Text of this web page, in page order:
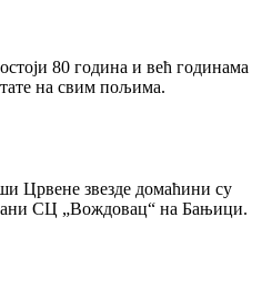
80 годинa и већ годинама
на свим пољима.
Црвене звезде домаћини су
СЦ „Вождовац“ на Бањици.